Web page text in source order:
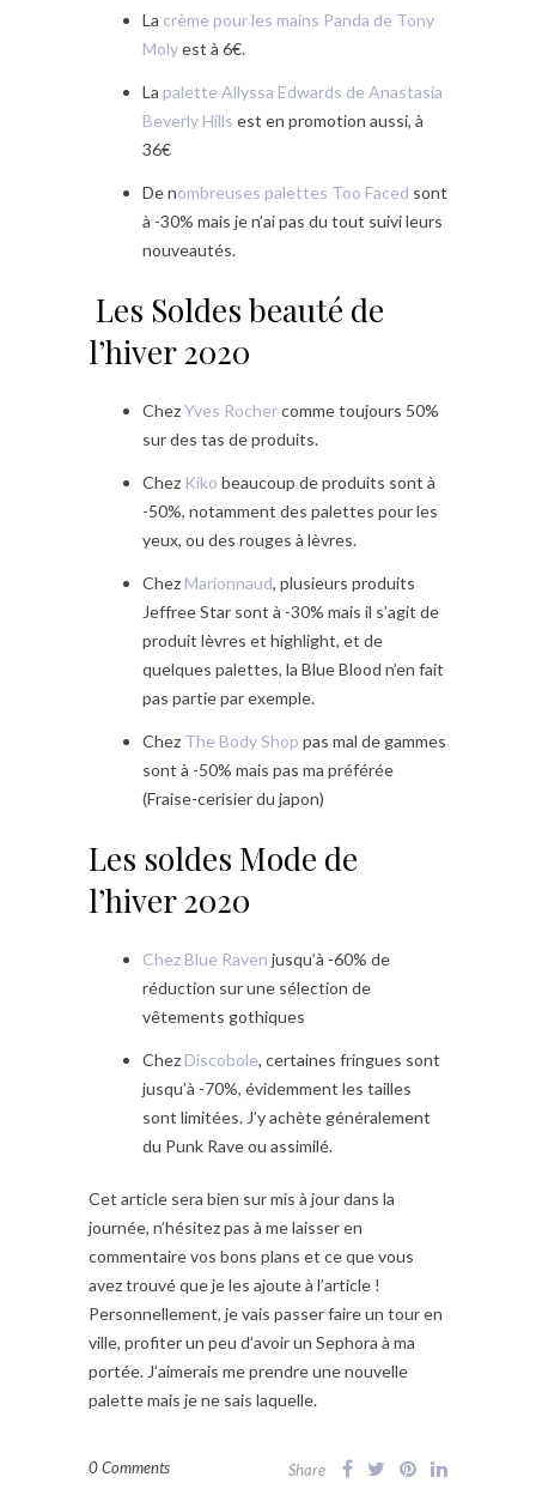
La crème pour les mains Panda de Tony
Molyest à 6€.
La palette Allyssa Edwards de Anastasia
Beverly Hills est en promotion aussi, à
36€
De nombreuses palettes Too Faced sont
à -30% mais je n’ai pas du tout suivi leurs
nouveautés.
Les Soldes beauté de
l’hiver 2020
ChezYves Rochercomme toujours 50%
sur des tas de produits.
Chez Kiko beaucoup de produits sont à
-50%, notamment des palettes pour les
yeux, ou des rouges à lèvres.
Chez Marionnaud, plusieurs produits
Jeffree Star sont à -30% mais il s’agit de
produit lèvres et highlight, et de
quelques palettes, la Blue Blood n’en fait
pas partie par exemple.
Chez The Body Shop pas mal de gammes
sont à -50% mais pas ma préférée
(Fraise-cerisier du japon)
Les soldes Mode de
l’hiver 2020
Chez Blue Raven jusqu’à -60% de
réduction sur une sélection de
vêtements gothiques
Chez Discobole, certaines fringues sont
jusqu’à -70%, évidemment les tailles
sont limitées. J’y achète généralement
du Punk Rave ou assimilé.
Cet article sera bien sur mis à jour dans la
journée, n’hésitez pas à me laisser en
commentaire vos bons plans et ce que vous
avez trouvé que je les ajoute à l’article !
Personnellement, je vais passer faire un tour en
ville, profiter un peu d’avoir un Sephora à ma
portée. J’aimerais me prendre une nouvelle
palette mais je ne sais laquelle.
0 Comments Share